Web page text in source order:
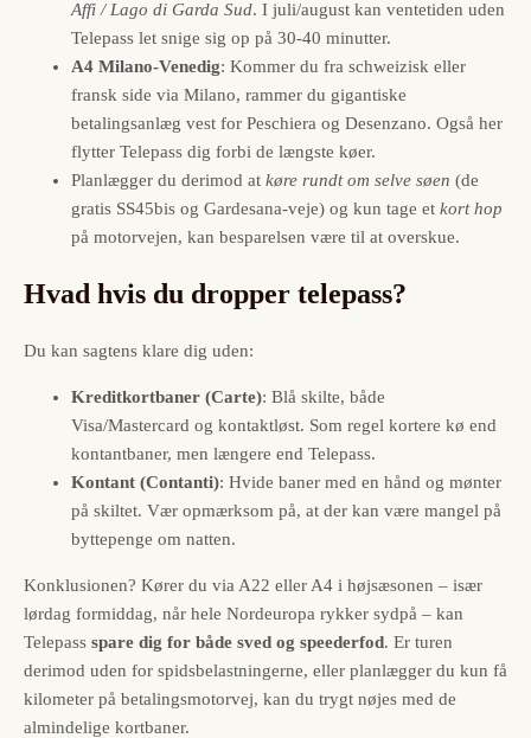
Affi / Lago di Garda Sud. I juli/august kan ventetiden uden
Telepass let snige sig op på 30-40 minutter.
A4 Milano-Venedig: Kommer du fra schweizisk eller
fransk side via Milano, rammer du gigantiske
betalingsanlæg vest for Peschiera og Desenzano. Også her
flytter Telepass dig forbi de længste køer.
Planlægger du derimod at køre rundt om selve søen (de
gratis SS45bis og Gardesana-veje) og kun tage et kort hop
på motorvejen, kan besparelsen være til at overskue.
Hvad hvis du dropper telepass?
Du kan sagtens klare dig uden:
Kreditkortbaner (Carte): Blå skilte, både
Visa/Mastercard og kontaktløst. Som regel kortere kø end
kontantbaner, men længere end Telepass.
Kontant (Contanti): Hvide baner med en hånd og mønter
på skiltet. Vær opmærksom på, at der kan være mangel på
byttepenge om natten.
Konklusionen? Kører du via A22 eller A4 i højsæsonen – især
lørdag formiddag, når hele Nordeuropa rykker sydpå – kan
Telepass spare dig for både sved og speederfod. Er turen
derimod uden for spidsbelastningerne, eller planlægger du kun få
kilometer på betalingsmotorvej, kan du trygt nøjes med de
almindelige kortbaner.